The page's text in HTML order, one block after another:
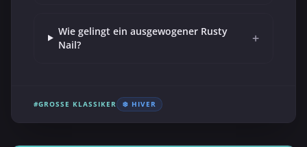
Wie gelingt ein ausgewogener Rusty
Nail?
+
#GROSSE KLASSIKER ❄️ HIVER